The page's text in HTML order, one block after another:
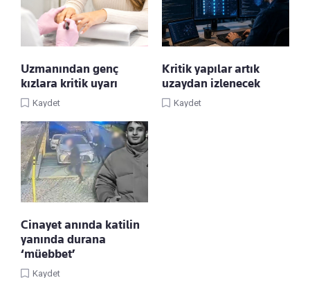
Uzmanından genç
kızlara kritik uyarı
Kaydet
Kritik yapılar artık
uzaydan izlenecek
Kaydet
Cinayet anında katilin
yanında durana
‘müebbet’
Kaydet